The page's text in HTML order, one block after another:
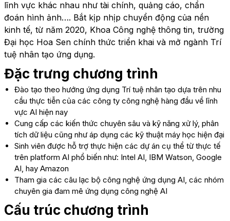
lĩnh vực khác nhau như tài chính, quảng cáo, chẩn
đoán hình ảnh…. Bắt kịp nhịp chuyển động của nền
kinh tế, từ năm 2020, Khoa Công nghệ thông tin, trường
Đại học Hoa Sen chính thức triển khai và mở ngành Trí
tuệ nhân tạo ứng dụng.
Đặc trưng chương trình
Đào tạo theo hướng ứng dụng Trí tuệ nhân tạo dựa trên nhu
cầu thực tiễn của các công ty công nghệ hàng đầu về lĩnh
vực AI hiện nay
Cung cấp các kiến thức chuyên sâu và kỹ năng xử lý, phân
tích dữ liệu cũng như áp dụng các kỹ thuật máy học hiện đại
Sinh viên được hỗ trợ thực hiện các dự án cụ thể từ thực tế
trên platform AI phổ biến như: Intel AI, IBM Watson, Google
AI, hay Amazon
Tham gia các câu lạc bộ công nghệ ứng dụng AI, các nhóm
chuyên gia đam mê ứng dụng công nghệ AI
Cấu trúc chương trình